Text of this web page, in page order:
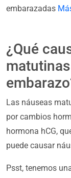
embarazadas
¿Qué
Las náuseas
por cambios
hormona hCG,
puede causar
Psst, tenemos